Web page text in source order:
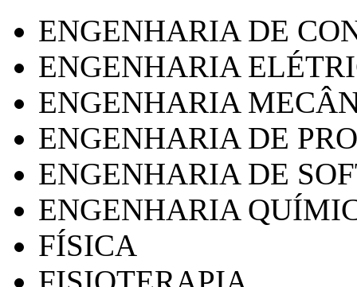
ENGENHARIA DE
ENGENHARIA
ENGENHARIA
ENGENHARIA DE
ENGENHARIA DE
ENGENHARIA
FÍSICA